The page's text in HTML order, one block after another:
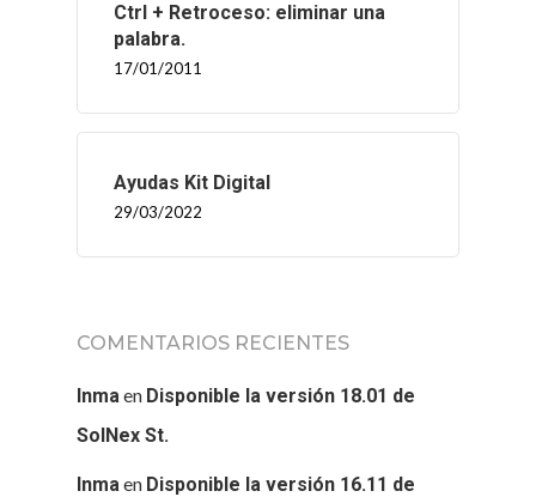
Ctrl + Retroceso: eliminar una
palabra.
17/01/2011
Ayudas Kit Digital
29/03/2022
COMENTARIOS RECIENTES
Inmaen Disponible la versión 18.01 de
SolNex St.
Inmaen Disponible la versión 16.11 de
INICIO
SERVICIOS